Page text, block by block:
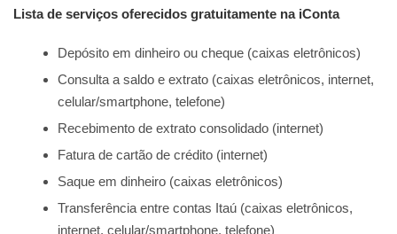
Lista de serviços oferecidos gratuitamente na iConta
Depósito em dinheiro ou cheque (caixas eletrônicos)
Consulta a saldo e extrato (caixas eletrônicos, internet,
celular/smartphone, telefone)
Recebimento de extrato consolidado (internet)
Fatura de cartão de crédito (internet)
Saque em dinheiro (caixas eletrônicos)
Transferência entre contas Itaú (caixas eletrônicos,
internet, celular/smartphone, telefone)